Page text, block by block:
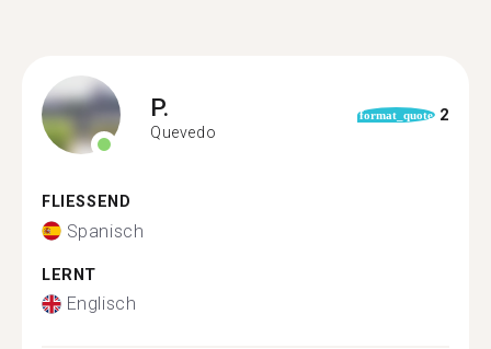
P.
Quevedo
format_quote 2
FLIESSEND
Spanisch
LERNT
Englisch